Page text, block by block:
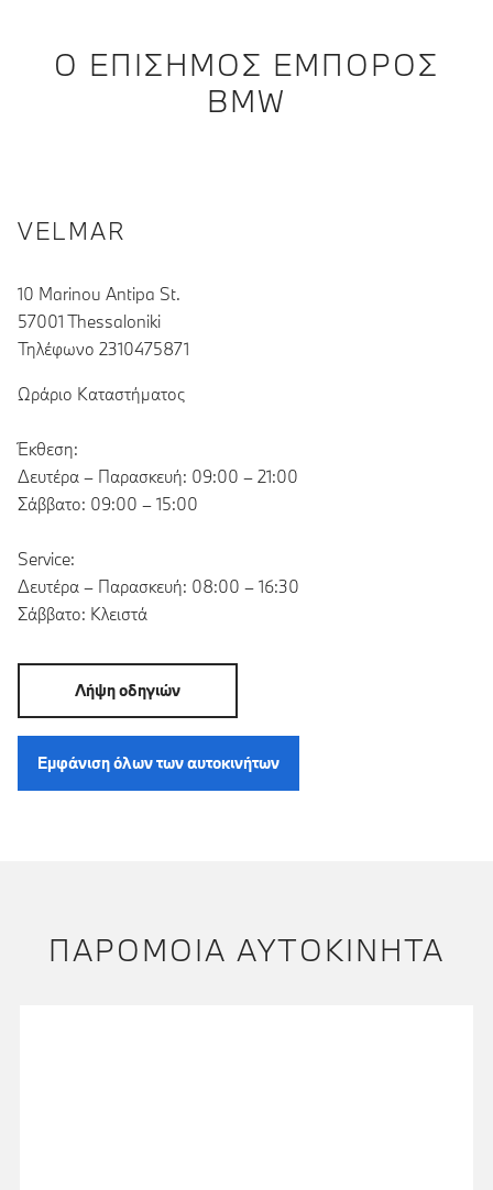
Ο ΕΠΊΣΗΜΟΣ ΈΜΠΟΡΟΣ
BMW
VELMAR
10 Marinou Antipa St.
57001 Thessaloniki
Τηλέφωνο 2310475871
Ωράριο Καταστήματος
Έκθεση:
Δευτέρα – Παρασκευή: 09:00 – 21:00
Σάββατο: 09:00 – 15:00
Service:
Δευτέρα – Παρασκευή: 08:00 – 16:30
Σάββατο: Κλειστά
Λήψη οδηγιών
Εμφάνιση όλων των αυτοκινήτων
ΠΑΡΌΜΟΙΑ ΑΥΤΟΚΊΝΗΤΑ